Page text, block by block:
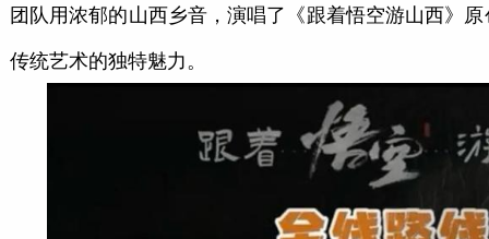
团队用浓郁的山西乡音，演唱了《跟着悟空游山西》
传统艺术的独特魅力。